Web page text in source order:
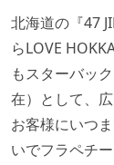
北海道の『47
らLOVE
もスターバッ
在）として、
お客様にいつ
いでフラペチ